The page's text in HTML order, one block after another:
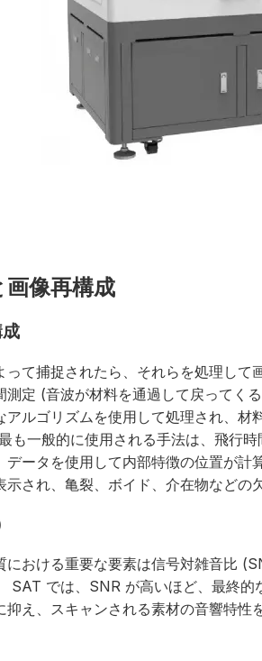
像再構成
って捕捉されたら、それらを処理し
測定 (音波が材料を通過して戻ってく
ルゴリズムを使用して処理され、材
も一般的に使用される手法は、飛行
データを使用して内部特徴の位置が
され、亀裂、ボイド、介在物などの
における重要な要素は信号対雑音比
SAT では、SNR が高いほど、最終的
え、スキャンされる素材の音響特性